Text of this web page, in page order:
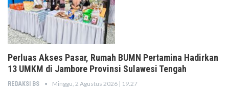
Perluas Akses Pasar, Rumah BUMN Pertamina Hadirkan
13 UMKM di Jambore Provinsi Sulawesi Tengah
REDAKSI BS Minggu, 2 Agustus 2026 | 19.27